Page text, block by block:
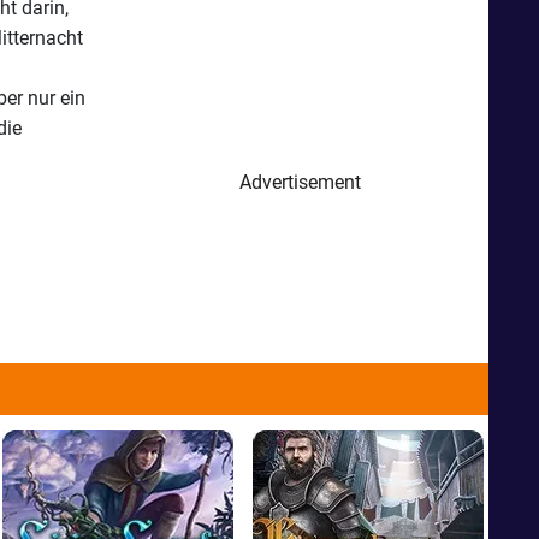
darin,
nur ein
Advertisement